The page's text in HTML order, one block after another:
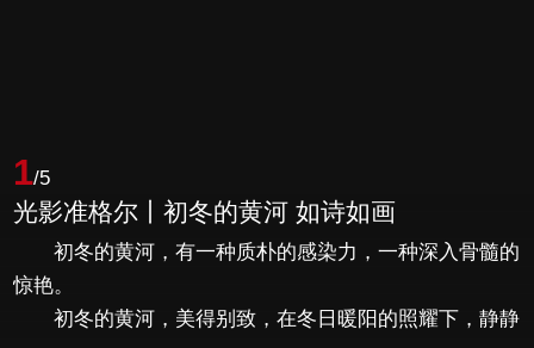
1/5
光影准格尔丨初冬的黄河 如诗如画
初冬的黄河，有一种质朴的感染力，一种深入骨髓的
惊艳。
初冬的黄河，美得别致，在冬日暖阳的照耀下，静静